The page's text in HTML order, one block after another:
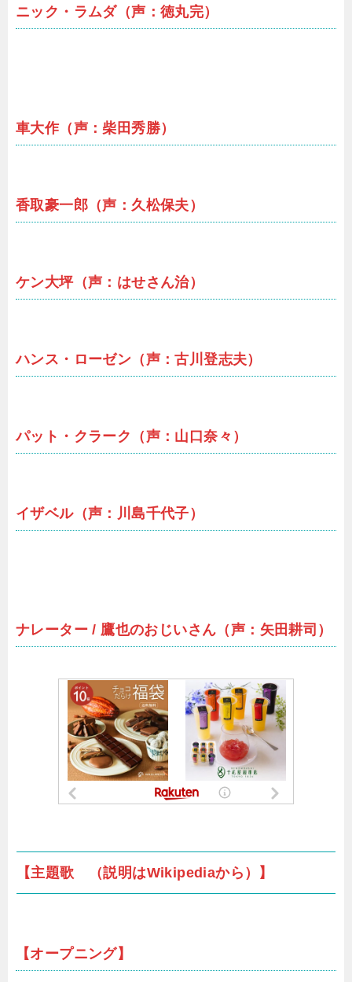
ニック・ラムダ（声：徳丸完）
車大作（声：柴田秀勝）
香取豪一郎（声：久松保夫）
ケン大坪（声：はせさん治）
ハンス・ローゼン（声：古川登志夫）
パット・クラーク（声：山口奈々）
イザベル（声：川島千代子）
ナレーター / 鷹也のおじいさん（声：矢田耕司）
【主題歌 （説明はWikipediaから）】
【オープニング】